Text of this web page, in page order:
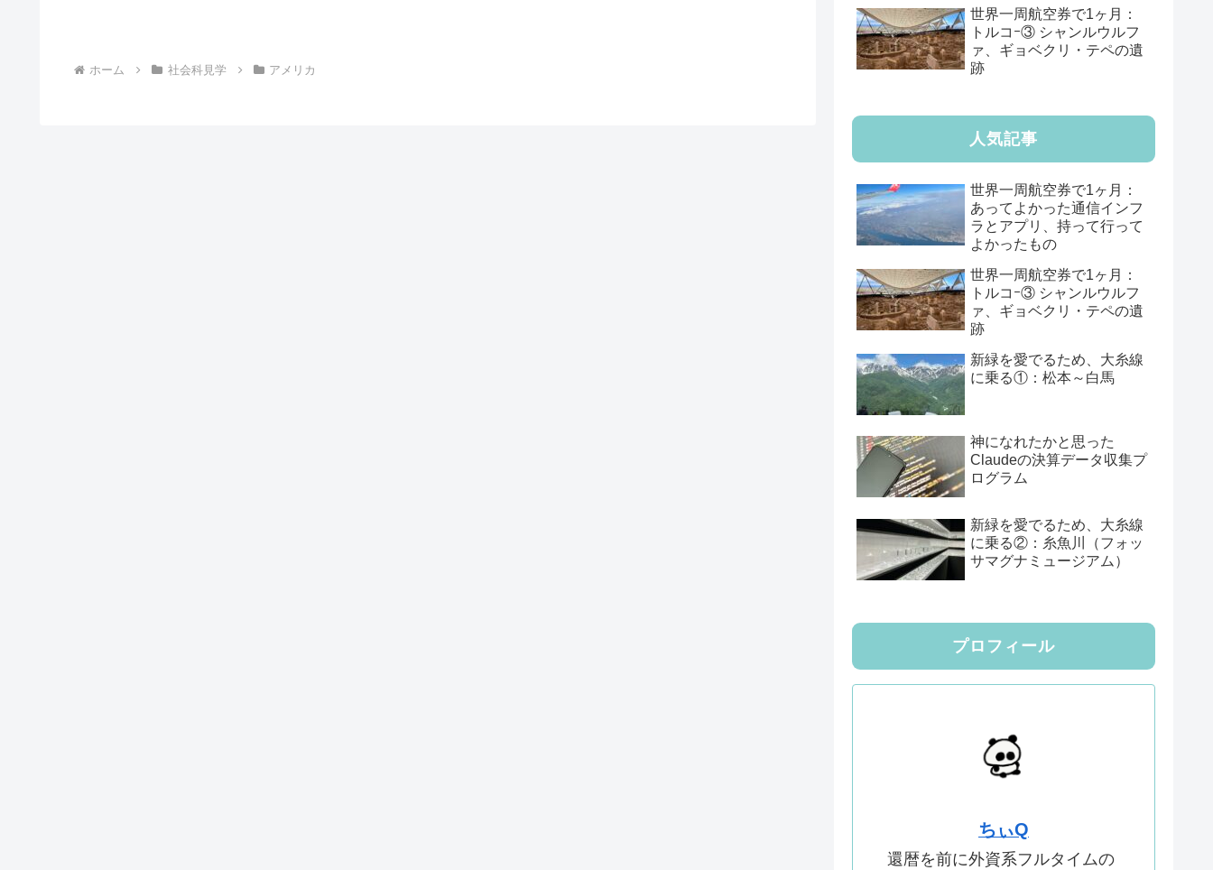
ホーム 社会科見学 アメリカ
世界一周航空券で1ヶ月：
トルコｰ③ シャンルウルフ
ァ、ギョベクリ・テペの遺
跡
人気記事
世界一周航空券で1ヶ月：
あってよかった通信インフ
ラとアプリ、持って行って
よかったもの
世界一周航空券で1ヶ月：
トルコｰ③ シャンルウルフ
ァ、ギョベクリ・テペの遺
跡
新緑を愛でるため、大糸線
に乗る①：松本～白馬
神になれたかと思った
Claudeの決算データ収集プ
ログラム
新緑を愛でるため、大糸線
に乗る②：糸魚川（フォッ
サマグナミュージアム）
プロフィール
ちぃQ
還暦を前に外資系フルタイムの